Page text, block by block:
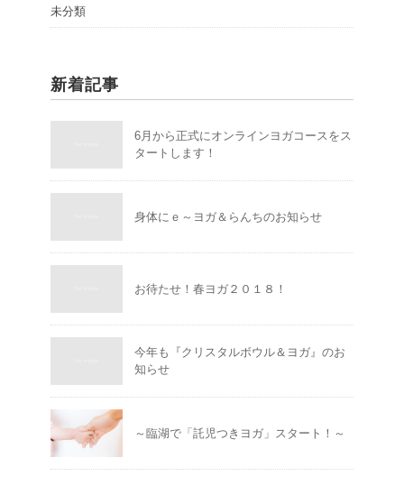
未分類
新着記事
6月から正式にオンラインヨガコースをス
タートします！
身体にｅ～ヨガ＆らんちのお知らせ
お待たせ！春ヨガ２０１８！
今年も『クリスタルボウル＆ヨガ』のお
知らせ
～臨湖で「託児つきヨガ」スタート！～